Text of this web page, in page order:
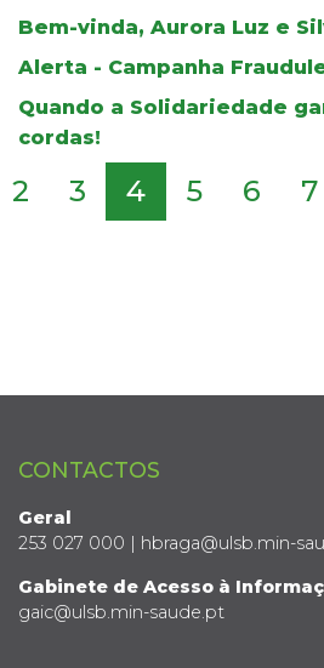
Bem-vinda, Aurora Luz e
Alerta - Campanha
Quando a Solidariedade
cordas!
2 3 4 5 6 7
CONTACTOS
Geral
253 027 000 | hbraga@ulsb.min-
Gabinete de Acesso à
gaic@ulsb.min-saude.pt